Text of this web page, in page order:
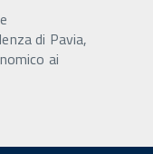
di Pavia,
ai